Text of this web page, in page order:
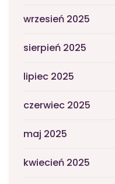
wrzesień 2025
sierpień 2025
lipiec 2025
czerwiec 2025
maj 2025
kwiecień 2025